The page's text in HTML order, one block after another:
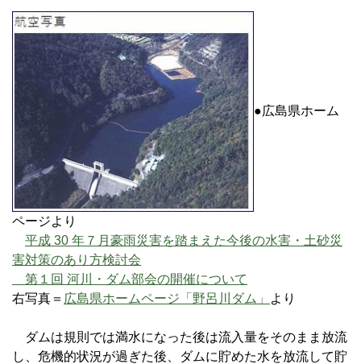
●広島県ホーム
ページより
平成 30 年７月豪雨災害を踏まえた今後の水害・土砂災
害対策のあり方検討会
第１回 河川・ダム部会の開催について
右写真＝ 広島県ホームページ「野呂川ダム」 より
ダムは規則では満水になった後は流入量をそのまま放流
し、危機的状況が過ぎた後、ダムに貯めた水を放流して貯